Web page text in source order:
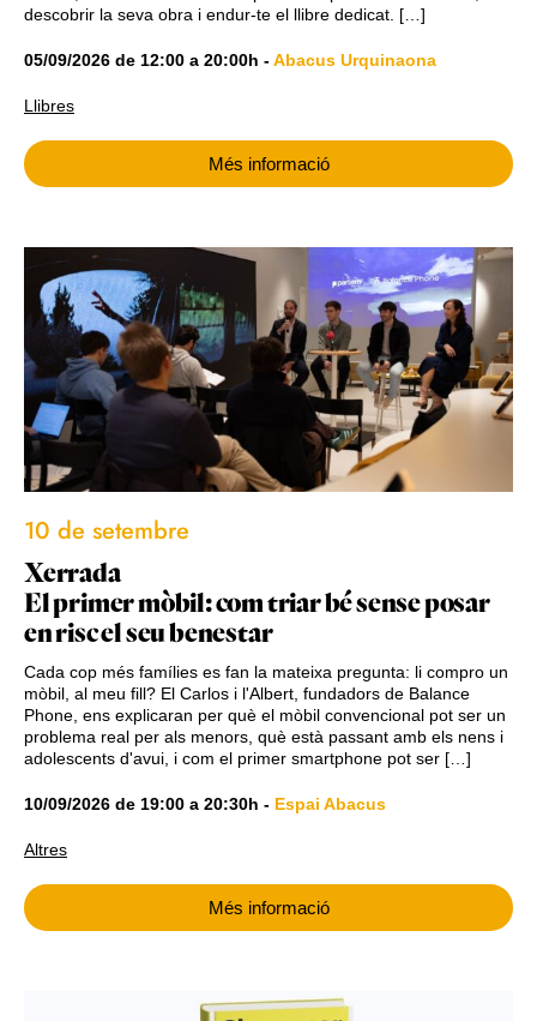
descobrir la seva obra i endur-te el llibre dedicat. […]
05/09/2026 de 12:00 a 20:00h -Abacus Urquinaona
Llibres
Més informació
10 de setembre
Xerrada
El primer mòbil: com triar bé sense posar
en risc el seu benestar
Cada cop més famílies es fan la mateixa pregunta: li compro un
mòbil, al meu fill? El Carlos i l'Albert, fundadors de Balance
Phone, ens explicaran per què el mòbil convencional pot ser un
problema real per als menors, què està passant amb els nens i
adolescents d'avui, i com el primer smartphone pot ser […]
10/09/2026 de 19:00 a 20:30h - Espai Abacus
Altres
Més informació